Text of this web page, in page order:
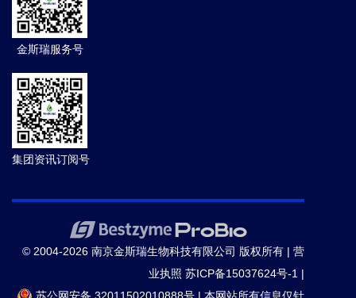
金斯瑞服务号
集团资讯订阅号
© 2004-2026 南京金斯瑞生物科技有限公司 版权所有 | 营
业执照 苏ICP备15037624号-1 |